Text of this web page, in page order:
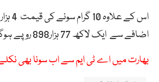
اضافے سے ایک لاکھ 77 ہزار898 روپے ہوگئی ہے۔
بھارت میں اے ٹی ایم سے اب سونا بھی